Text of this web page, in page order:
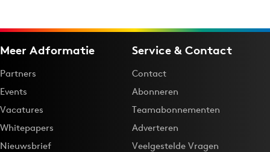
Meer Adformatie
Partners
Events
Vacatures
Whitepapers
Nieuwsbrief
Service & Contact
Contact
Abonneren
Teamabonnementen
Adverteren
Veelgestelde Vragen